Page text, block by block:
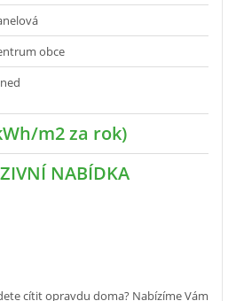
obce
m2 za rok)
NABÍDKA
cítit opravdu doma? Nabízíme Vám